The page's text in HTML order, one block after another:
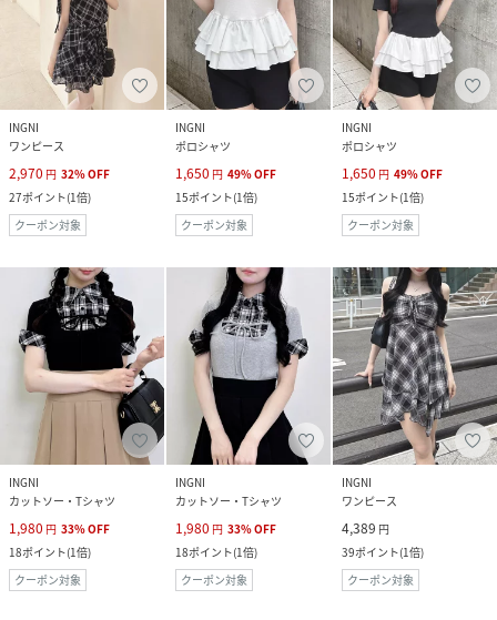
INGNI
ワンピース
2,970 円 32%OFF
27ポイント(1倍)
クーポン対象
INGNI
ポロシャツ
1,650 円 49%OFF
15ポイント(1倍)
クーポン対象
INGNI
ポロシャツ
1,650 円 49%OFF
15ポイント(1倍)
クーポン対象
INGNI
カットソー・Tシャツ
1,980 円 33%OFF
18ポイント(1倍)
クーポン対象
INGNI
カットソー・Tシャツ
1,980 円 33%OFF
18ポイント(1倍)
クーポン対象
INGNI
ワンピース
4,389 円
39ポイント(1倍)
クーポン対象